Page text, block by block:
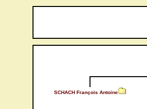
SCHACH François Antoine